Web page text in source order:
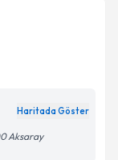
belirtilen
Haritada Göster
Aksaray